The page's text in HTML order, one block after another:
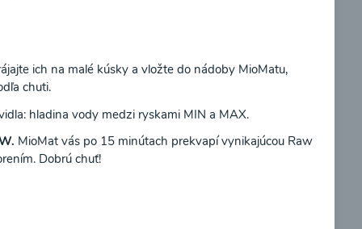
Brokolicové cappuccino
ich na malé kúsky a vložte do nádoby MioMatu,
chuti.
hladina vody medzi ryskami MIN a MAX.
MioMat vás po 15 minútach prekvapí vynikajúcou Raw
Dobrú chuť!